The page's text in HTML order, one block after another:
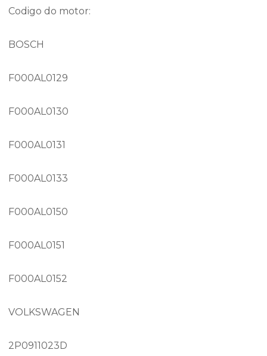
Codigo do motor:
BOSCH
F000AL0129
F000AL0130
F000AL0131
F000AL0133
F000AL0150
F000AL0151
F000AL0152
VOLKSWAGEN
2P0911023D